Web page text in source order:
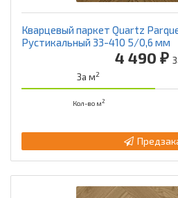
Кварцевый паркет Quartz
Рустикальный 33-410 5/0,6 мм
4 490 ₽
За м2
Кол-во м2